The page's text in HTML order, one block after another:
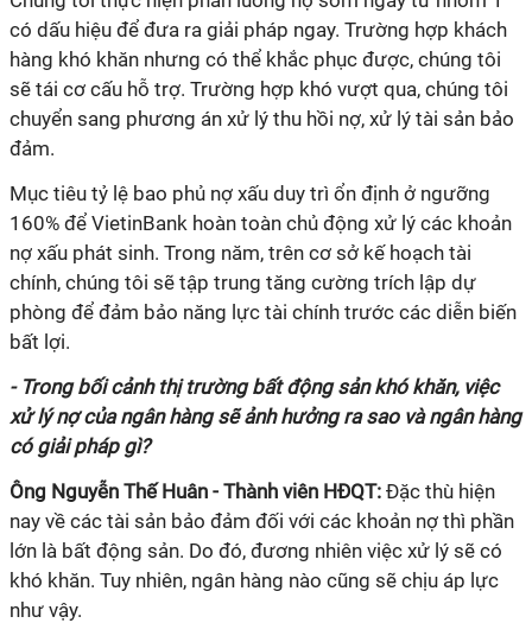
có dấu hiệu để đưa ra giải pháp ngay. Trường hợp khách
hàng khó khăn nhưng có thể khắc phục được, chúng tôi
sẽ tái cơ cấu hỗ trợ. Trường hợp khó vượt qua, chúng tôi
chuyển sang phương án xử lý thu hồi nợ, xử lý tài sản bảo
đảm.
Mục tiêu tỷ lệ bao phủ nợ xấu duy trì ổn định ở ngưỡng
160% để VietinBank hoàn toàn chủ động xử lý các khoản
nợ xấu phát sinh. Trong năm, trên cơ sở kế hoạch tài
chính, chúng tôi sẽ tập trung tăng cường trích lập dự
phòng để đảm bảo năng lực tài chính trước các diễn biến
bất lợi.
- Trong bối cảnh thị trường bất động sản khó khăn, việc
xử lý nợ của ngân hàng sẽ ảnh hưởng ra sao và ngân hàng
có giải pháp gì?
Ông Nguyễn Thế Huân - Thành viên HĐQT: Đặc thù hiện
nay về các tài sản bảo đảm đối với các khoản nợ thì phần
lớn là bất động sản. Do đó, đương nhiên việc xử lý sẽ có
khó khăn. Tuy nhiên, ngân hàng nào cũng sẽ chịu áp lực
như vậy.